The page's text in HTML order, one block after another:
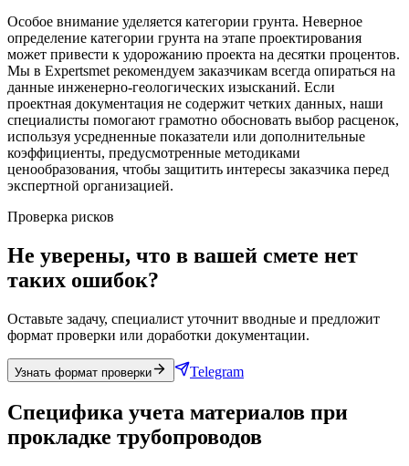
Особое внимание уделяется категории грунта. Неверное
определение категории грунта на этапе проектирования
может привести к удорожанию проекта на десятки процентов.
Мы в Expertsmet рекомендуем заказчикам всегда опираться на
данные инженерно-геологических изысканий. Если
проектная документация не содержит четких данных, наши
специалисты помогают грамотно обосновать выбор расценок,
используя усредненные показатели или дополнительные
коэффициенты, предусмотренные методиками
ценообразования, чтобы защитить интересы заказчика перед
экспертной организацией.
Проверка рисков
Не уверены, что в вашей смете нет
таких ошибок?
Оставьте задачу, специалист уточнит вводные и предложит
формат проверки или доработки документации.
Узнать формат проверки Telegram
Специфика учета материалов при
прокладке трубопроводов